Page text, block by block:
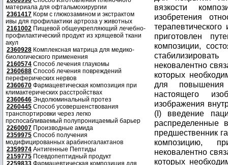
материала для офтальмохирургии
2361417 Корм с глюкозамином и экстрактом
ивы для профилактики артроза у животных
2161002 Пищевой общеукрепляющий лечебно-
профилактический продукт из хрящевой ткани
акул
2360928 Комплексная матрица для медико-
биологического применения
2160574 Способ лечения глаукомы
2360688 Способ лечения повреждений
переферических нервов
2360670 Фармацевтическая композиция при
климактерических расстройствах
2360646 Эндолюминальный протез
2260445 Способ усовершенствования
транспортировки через легко
прспосабливаемый полупроницаемый барьер
2260007 Производные амида
2359975 Способ получения
модифицированных арабиногалактанов
2359974 Антигенные Пептиды
2159775 Псевдопептидный продукт
2259833 Фармацевтическая композиция для
вязкости
изобретения
приготовлен
композиции,
нековалентно
которых
для повышения
настоящего
изображения
(I) введение
распределенные
предшественник
композицию,
нековалентно
которых